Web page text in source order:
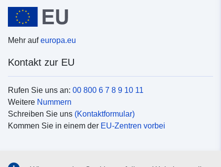
Mehr aufeuropa.eu
Kontakt zur EU
Rufen Sie uns an: 00 800 6 7 8 9 10 11
Weitere Nummern
Schreiben Sie uns (Kontaktformular)
Kommen Sie in einem der EU-Zentren vorbei